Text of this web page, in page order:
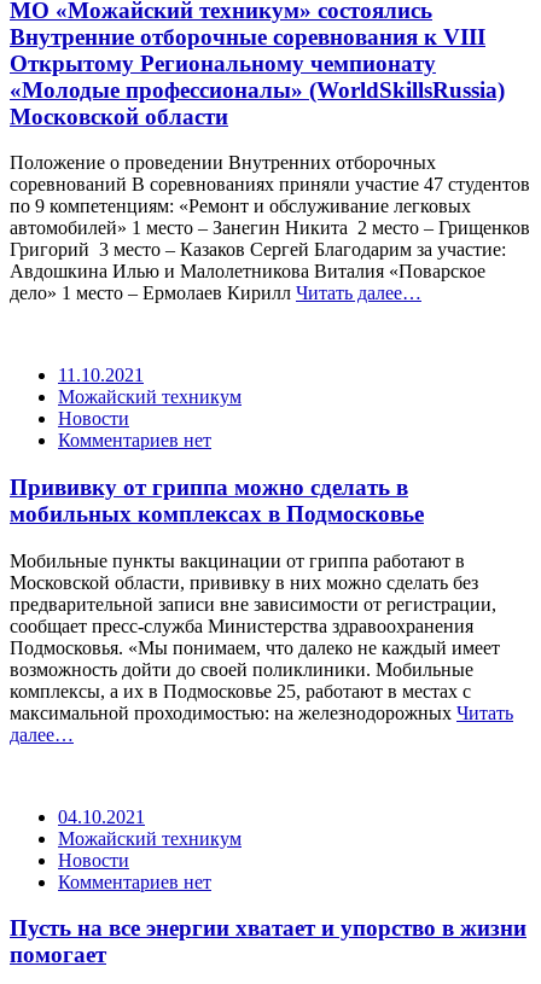
МО «Можайский техникум» состоялись
Внутренние отборочные соревнования к VIII
Открытому Региональному чемпионату
«Молодые профессионалы» (WorldSkillsRussia)
Московской области
Положение о проведении Внутренних отборочных
соревнований В соревнованиях приняли участие 47 студентов
по 9 компетенциям: «Ремонт и обслуживание легковых
автомобилей» 1 место – Занегин Никита 2 место – Грищенков
Григорий 3 место – Казаков Сергей Благодарим за участие:
Авдошкина Илью и Малолетникова Виталия «Поварское
дело» 1 место – Ермолаев Кирилл Читать далее…
11.10.2021
Можайский техникум
Новости
Комментариев нет
Прививку от гриппа можно сделать в
мобильных комплексах в Подмосковье
Мобильные пункты вакцинации от гриппа работают в
Московской области, прививку в них можно сделать без
предварительной записи вне зависимости от регистрации,
сообщает пресс-служба Министерства здравоохранения
Подмосковья. «Мы понимаем, что далеко не каждый имеет
возможность дойти до своей поликлиники. Мобильные
комплексы, а их в Подмосковье 25, работают в местах с
максимальной проходимостью: на железнодорожных Читать
далее…
04.10.2021
Можайский техникум
Новости
Комментариев нет
Пусть на все энергии хватает и упорство в жизни
помогает